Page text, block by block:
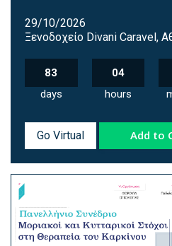
29/10/2026
Ξενοδοχείο Divani Caravel,
83
days
04
hours
Go Virtual Add to